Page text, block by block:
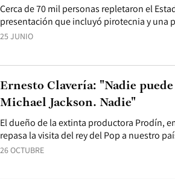
25 JUNIO
Cerca de 70 mil personas repletaron el
presentación que incluyó pirotecnia y una
26 OCTUBRE
El dueño de la extinta productora Prodín,
repasa la visita del rey del Pop a nuestro
Ernesto Clavería: "Nadie
Michael Jackson. Nadie"